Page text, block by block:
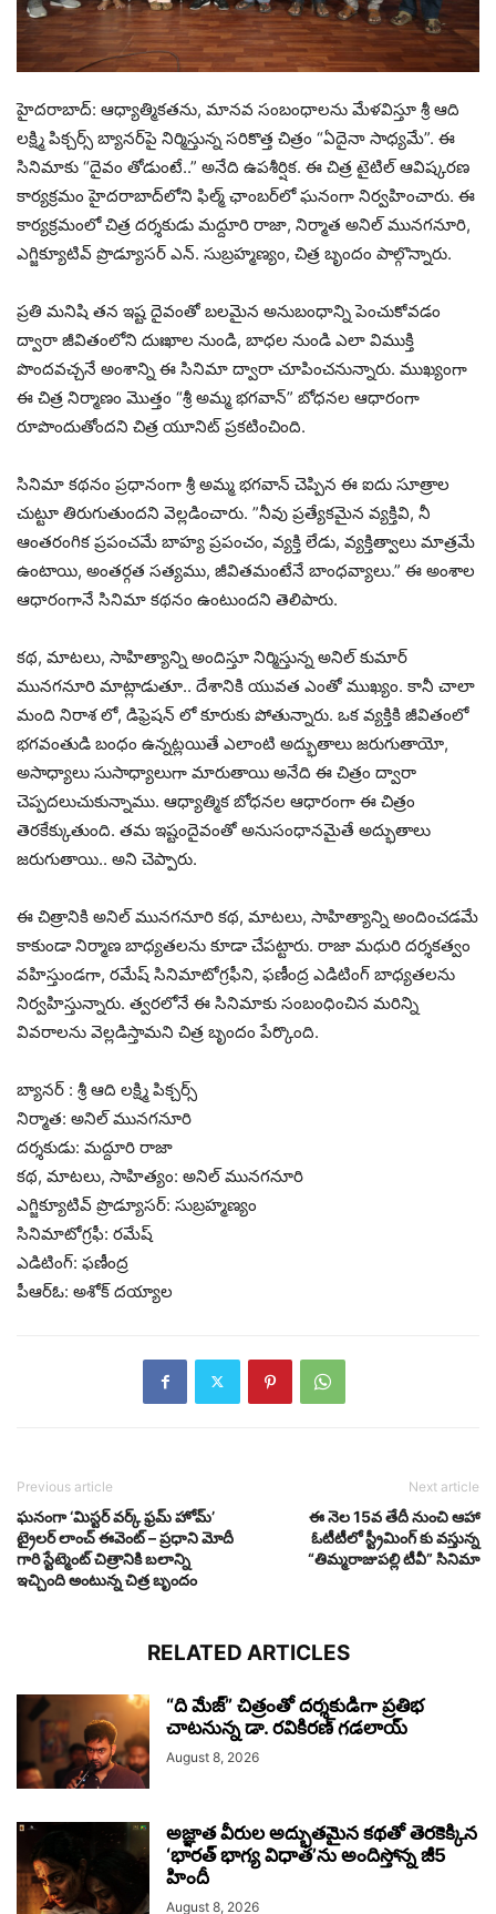
హైదరాబాద్: ఆధ్యాత్మికతను, మానవ సంబంధాలను మేళవిస్తూ శ్రీ ఆది
లక్ష్మి పిక్చర్స్ బ్యానర్‌పై నిర్మిస్తున్న సరికొత్త చిత్రం “ఏదైనా సాధ్యమే”. ఈ
సినిమాకు “దైవం తోడుంటే..” అనేది ఉపశీర్షిక. ఈ చిత్ర టైటిల్ ఆవిష్కరణ
కార్యక్రమం హైదరాబాద్‌లోని ఫిల్మ్ ఛాంబర్‌లో ఘనంగా నిర్వహించారు. ఈ
కార్యక్రమంలో చిత్ర దర్శకుడు మద్దూరి రాజా, నిర్మాత అనిల్ మునగనూరి,
ఎగ్జిక్యూటివ్ ప్రొడ్యూసర్ ఎన్. సుబ్రహ్మణ్యం, చిత్ర బృందం పాల్గొన్నారు.
ప్రతి మనిషి తన ఇష్ట దైవంతో బలమైన అనుబంధాన్ని పెంచుకోవడం
ద్వారా జీవితంలోని దుఃఖాల నుండి, బాధల నుండి ఎలా విముక్తి
పొందవచ్చనే అంశాన్ని ఈ సినిమా ద్వారా చూపించనున్నారు. ముఖ్యంగా
ఈ చిత్ర నిర్మాణం మొత్తం “శ్రీ అమ్మ భగవాన్” బోధనల ఆధారంగా
రూపొందుతోందని చిత్ర యూనిట్ ప్రకటించింది.
సినిమా కథనం ప్రధానంగా శ్రీ అమ్మ భగవాన్ చెప్పిన ఈ ఐదు సూత్రాల
చుట్టూ తిరుగుతుందని వెల్లడించారు. ”నీవు ప్రత్యేకమైన వ్యక్తివి, నీ
ఆంతరంగిక ప్రపంచమే బాహ్య ప్రపంచం, వ్యక్తి లేడు, వ్యక్తిత్వాలు మాత్రమే
ఉంటాయి, అంతర్గత సత్యము, జీవితమంటేనే బాంధవ్యాలు.” ఈ అంశాల
ఆధారంగానే సినిమా క‌థ‌నం ఉంటుంద‌ని తెలిపారు.
కథ, మాటలు, సాహిత్యాన్ని అందిస్తూ నిర్మిస్తున్న అనిల్ కుమార్
మునగనూరి మాట్లాడుతూ.. దేశానికి యువత ఎంతో ముఖ్యం. కానీ చాలా
మంది నిరాశ లో, డిఫ్రెషన్ లో కూరుకు పోతున్నారు. ఒక వ్యక్తికి జీవితంలో
భగవంతుడి బంధం ఉన్నట్లయితే ఎలాంటి అద్భుతాలు జరుగుతాయో,
అసాధ్యాలు సుసాధ్యాలుగా మారుతాయి అనేది ఈ చిత్రం ద్వారా
చెప్పదలుచుకున్నాము. ఆధ్యాత్మిక బోధనల ఆధారంగా ఈ చిత్రం
తెరకేక్కుతుంది. తమ ఇష్టందైవంతో అనుసంధానమైతే అద్భుతాలు
జరుగుతాయి.. అని చెప్పారు.
ఈ చిత్రానికి అనిల్ మునగనూరి కథ, మాటలు, సాహిత్యాన్ని అందించడమే
కాకుండా నిర్మాణ బాధ్యతలను కూడా చేపట్టారు. రాజా మధురి దర్శకత్వం
వహిస్తుండగా, రమేష్ సినిమాటోగ్రఫీని, ఫణీంద్ర ఎడిటింగ్ బాధ్యతలను
నిర్వహిస్తున్నారు. త్వరలోనే ఈ సినిమాకు సంబంధించిన మరిన్ని
వివరాలను వెల్లడిస్తామని చిత్ర బృందం పేర్కొంది.
బ్యానర్ : శ్రీ ఆది లక్ష్మి పిక్చర్స్
నిర్మాత: అనిల్ మునగనూరి
దర్శకుడు: మద్దూరి రాజా
కథ, మాటలు, సాహిత్యం: అనిల్ మునగనూరి
ఎగ్జిక్యూటివ్ ప్రొడ్యూసర్: సుబ్రహ్మణ్యం
సినిమాటోగ్రఫీ: రమేష్
ఎడిటింగ్: ఫణీంద్ర
పీఆర్ఓ: అశోక్ దయ్యాల
Previous article
ఘనంగా ‘మిస్టర్ వర్క్ ఫ్రమ్ హోమ్’
ట్రైలర్ లాంచ్ ఈవెంట్‌ – ప్రధాని మోదీ
గారి స్టేట్మెంట్ చిత్రానికి బలాన్ని
ఇచ్చింది అంటున్న చిత్ర బృందం
Next article
ఈ నెల 15వ తేదీ నుంచి ఆహా
ఓటీటీలో స్ట్రీమింగ్ కు వస్తున్న
“తిమ్మరాజుపల్లి టీవీ” సినిమా
RELATED ARTICLES
“ది మేజ్” చిత్రంతో దర్శకుడిగా ప్రతిభ
చాటనున్న డా. రవికిరణ్ గడలాయ్
August 8, 2026
అజ్ఞాత వీరుల అద్భుతమైన కథతో తెరకెక్కిన
‘భారత్ భాగ్య విధాత’ను అందిస్తోన్న జీ5
హిందీ
August 8, 2026